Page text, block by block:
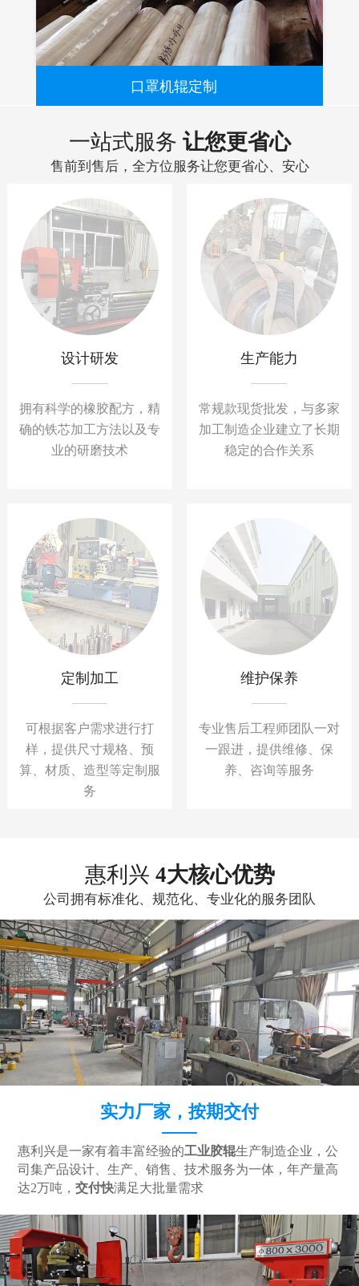
口罩机辊定制
一站式服务 让您更省心
售前到售后，全方位服务让您更省心、安心
设计研发
拥有科学的橡胶配方，精
确的铁芯加工方法以及专
业的研磨技术
生产能力
常规款现货批发，与多家
加工制造企业建立了长期
稳定的合作关系
定制加工
可根据客户需求进行打
样，提供尺寸规格、预
算、材质、造型等定制服
务
维护保养
专业售后工程师团队一对
一跟进，提供维修、保
养、咨询等服务
惠利兴 4大核心优势
公司拥有标准化、规范化、专业化的服务团队
实力厂家，按期交付
惠利兴是一家有着丰富经验的工业胶辊生产制造企业，公
司集产品设计、生产、销售、技术服务为一体，年产量高
达2万吨，交付快满足大批量需求